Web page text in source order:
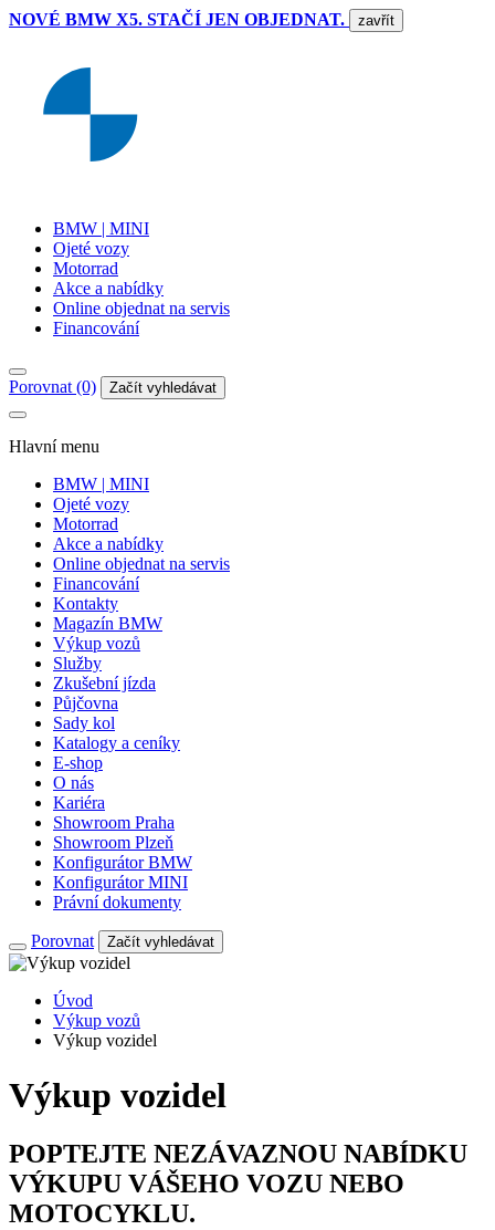
NOVÉ BMW X5. STAČÍ JEN OBJEDNAT. zavřít
BMW | MINI
Ojeté vozy
Motorrad
Akce a nabídky
Online objednat na servis
Financování
Porovnat (0) Začít vyhledávat
Hlavní menu
BMW | MINI
Ojeté vozy
Motorrad
Akce a nabídky
Online objednat na servis
Financování
Kontakty
Magazín BMW
Výkup vozů
Služby
Zkušební jízda
Půjčovna
Sady kol
Katalogy a ceníky
E-shop
O nás
Kariéra
Showroom Praha
Showroom Plzeň
Konfigurátor BMW
Konfigurátor MINI
Právní dokumenty
Porovnat Začít vyhledávat
Úvod
Výkup vozů
Výkup vozidel
Výkup vozidel
POPTEJTE NEZÁVAZNOU NABÍDKU
VÝKUPU VÁŠEHO VOZU NEBO
MOTOCYKLU.